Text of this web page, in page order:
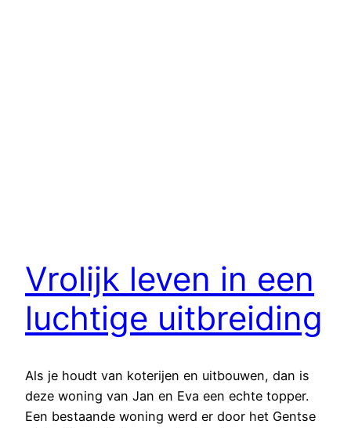
Vrolijk leven in een
luchtige uitbreiding
Als je houdt van koterijen en uitbouwen, dan is
deze woning van Jan en Eva een echte topper.
Een bestaande woning werd er door het Gentse